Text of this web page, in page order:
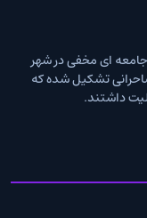
ای مخفی در شهر
تشکیل شده که
داشتند.